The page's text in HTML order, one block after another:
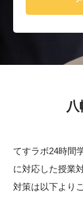
てすラボ24時間
に対応した授業
対策は以下より